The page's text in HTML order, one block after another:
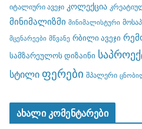
იტალიური ავეჯი კოლექცია
მინიმალიზმი მინიმალისტური
მცენარეები მწვანე რბილი ავეჯი
სამზარეულოს დიზაინი
სტილი ფერები შპალერი
ახალი კომენტარები